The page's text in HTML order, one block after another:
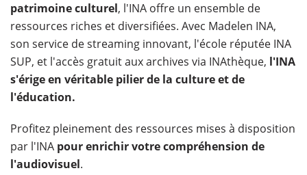
patrimoine culturel, l'INA offre un ensemble de
ressources riches et diversifiées. Avec Madelen INA,
son service de streaming innovant, l'école réputée INA
SUP, et l'accès gratuit aux archives via INAthèque, l'INA
s'érige en véritable pilier de la culture et de
l'éducation.
Profitez pleinement des ressources mises à disposition
par l'INA pour enrichir votre compréhension de
l'audiovisuel.